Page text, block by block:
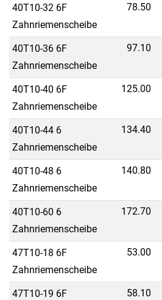
40T10-32 6F
Zahnriemenscheibe
78.50
40T10-36 6F
Zahnriemenscheibe
97.10
40T10-40 6F
Zahnriemenscheibe
125.00
40T10-44 6
Zahnriemenscheibe
134.40
40T10-48 6
Zahnriemenscheibe
140.80
40T10-60 6
Zahnriemenscheibe
172.70
47T10-18 6F
Zahnriemenscheibe
53.00
47T10-19 6F
58.10